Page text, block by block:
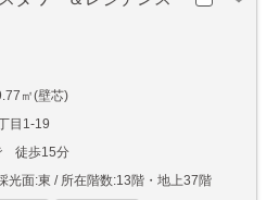
㎡(壁芯)
目1-19
徒歩15分
光面:東 所在階数:13階・地上37階